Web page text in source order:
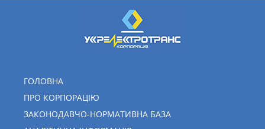
ГОЛОВНА
ПРО КОРПОРАЦІЮ
ЗАКОНОДАВЧО-НОРМАТИВНА БАЗА